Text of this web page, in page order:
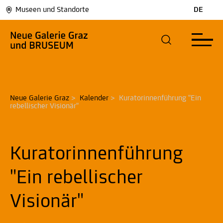
Museen und Standorte DE
Neue Galerie Graz > Kalender >
Kuratorinnenführung "Ein
rebellischer Visionär"
Kuratorinnenführung
"Ein rebellischer
Visionär"